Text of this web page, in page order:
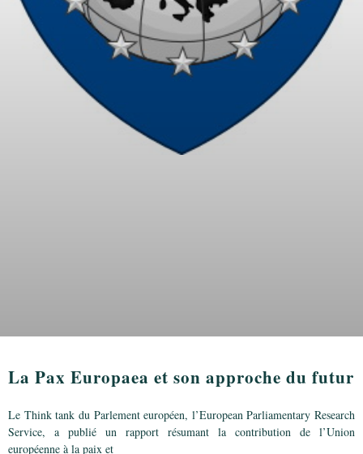
La Pax Europaea et son approche du futur
Le Think tank du Parlement européen, l’European Parliamentary Research
Service, a publié un rapport résumant la contribution de l’Union
européenne à la paix et